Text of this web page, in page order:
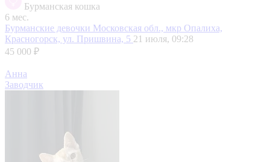
Бурманская кошка
6 мес.
Бурманские девочки Московская обл., мкр Опалиха,
Красногорск, ул. Пришвина, 5 21 июля, 09:28
45 000 ₽
Анна
Заводчик